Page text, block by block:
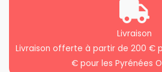
Livraison
Livraison offerte à partir de 200 €
€ pour les Pyrénées